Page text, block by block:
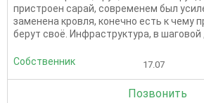
пристроен сарай, современем был
заменена кровля, конечно есть к чему
берут своё. Инфраструктура, в шаговой
Собственник 17.07
Позвонить